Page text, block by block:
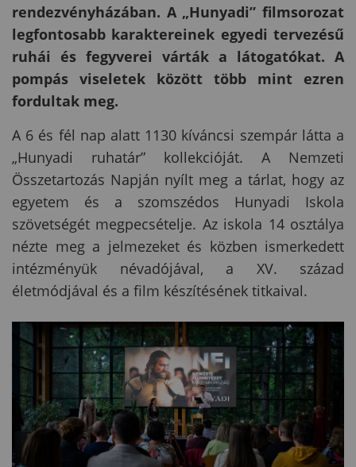
rendezvényházában. A „Hunyadi” filmsorozat
legfontosabb karaktereinek egyedi tervezésű
ruhái és fegyverei várták a látogatókat. A
pompás viseletek között több mint ezren
fordultak meg.
A 6 és fél nap alatt 1130 kíváncsi szempár látta a
„Hunyadi ruhatár” kollekcióját. A Nemzeti
Összetartozás Napján nyílt meg a tárlat, hogy az
egyetem és a szomszédos Hunyadi Iskola
szövetségét megpecsételje. Az iskola 14 osztálya
nézte meg a jelmezeket és közben ismerkedett
intézményük névadójával, a XV. század
életmódjával és a film készítésének titkaival.